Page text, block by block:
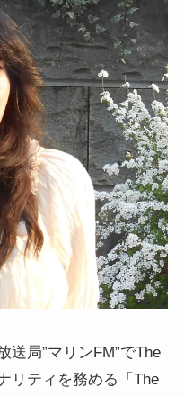
局”マリンFM”でThe
リティを務める「The